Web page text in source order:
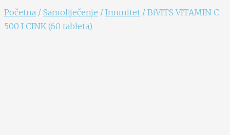
Početna / Samoliječenje / Imunitet / BiVITS VITAMIN C
500 I CINK (60 tableta)